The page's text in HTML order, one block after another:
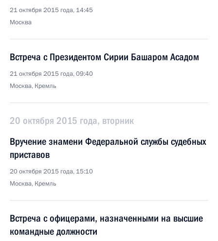
21 октября 2015 года, 14:45
Москва
Встреча с Президентом Сирии Башаром Асадом
21 октября 2015 года, 09:40
Москва, Кремль
20 октября 2015 года, вторник
Вручение знамени Федеральной службы судебных
приставов
20 октября 2015 года, 15:10
Москва, Кремль
Встреча с офицерами, назначенными на высшие
командные должности